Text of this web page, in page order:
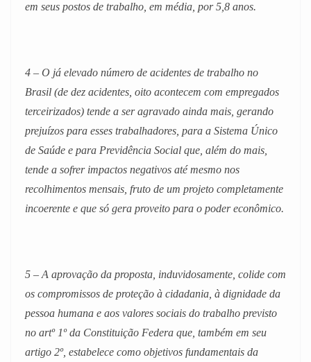
em seus postos de trabalho, em média, por 5,8 anos.
4 – O já elevado número de acidentes de trabalho no
Brasil (de dez acidentes, oito acontecem com empregados
terceirizados) tende a ser agravado ainda mais, gerando
prejuízos para esses trabalhadores, para a Sistema Único
de Saúde e para Previdência Social que, além do mais,
tende a sofrer impactos negativos até mesmo nos
recolhimentos mensais, fruto de um projeto completamente
incoerente e que só gera proveito para o poder econômico.
5 – A aprovação da proposta, induvidosamente, colide com
os compromissos de proteção à cidadania, à dignidade da
pessoa humana e aos valores sociais do trabalho previsto
no artº 1º da Constituição Federa que, também em seu
artigo 2º, estabelece como objetivos fundamentais da